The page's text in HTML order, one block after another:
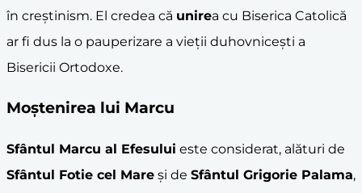
în creștinism. El credea că unirea cu Biserica Catolică
ar fi dus la o pauperizare a vieții duhovnicești a
Bisericii Ortodoxe.
Moștenirea lui Marcu
Sfântul Marcu al Efesului este considerat, alături de
Sfântul Fotie cel Mare și de Sfântul Grigorie Palama,